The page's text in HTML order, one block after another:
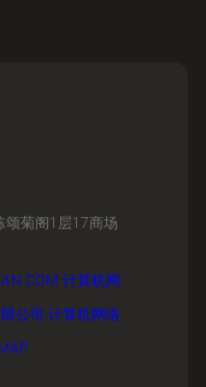
颂菊阁1层17商场
计算机网
公司 计算机网络